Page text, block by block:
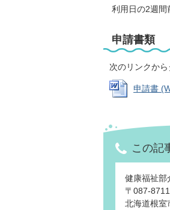
利用日の2週間
申請書類
次のリンクから
申請書
この記
健康福祉部
〒087-8711
北海道根室